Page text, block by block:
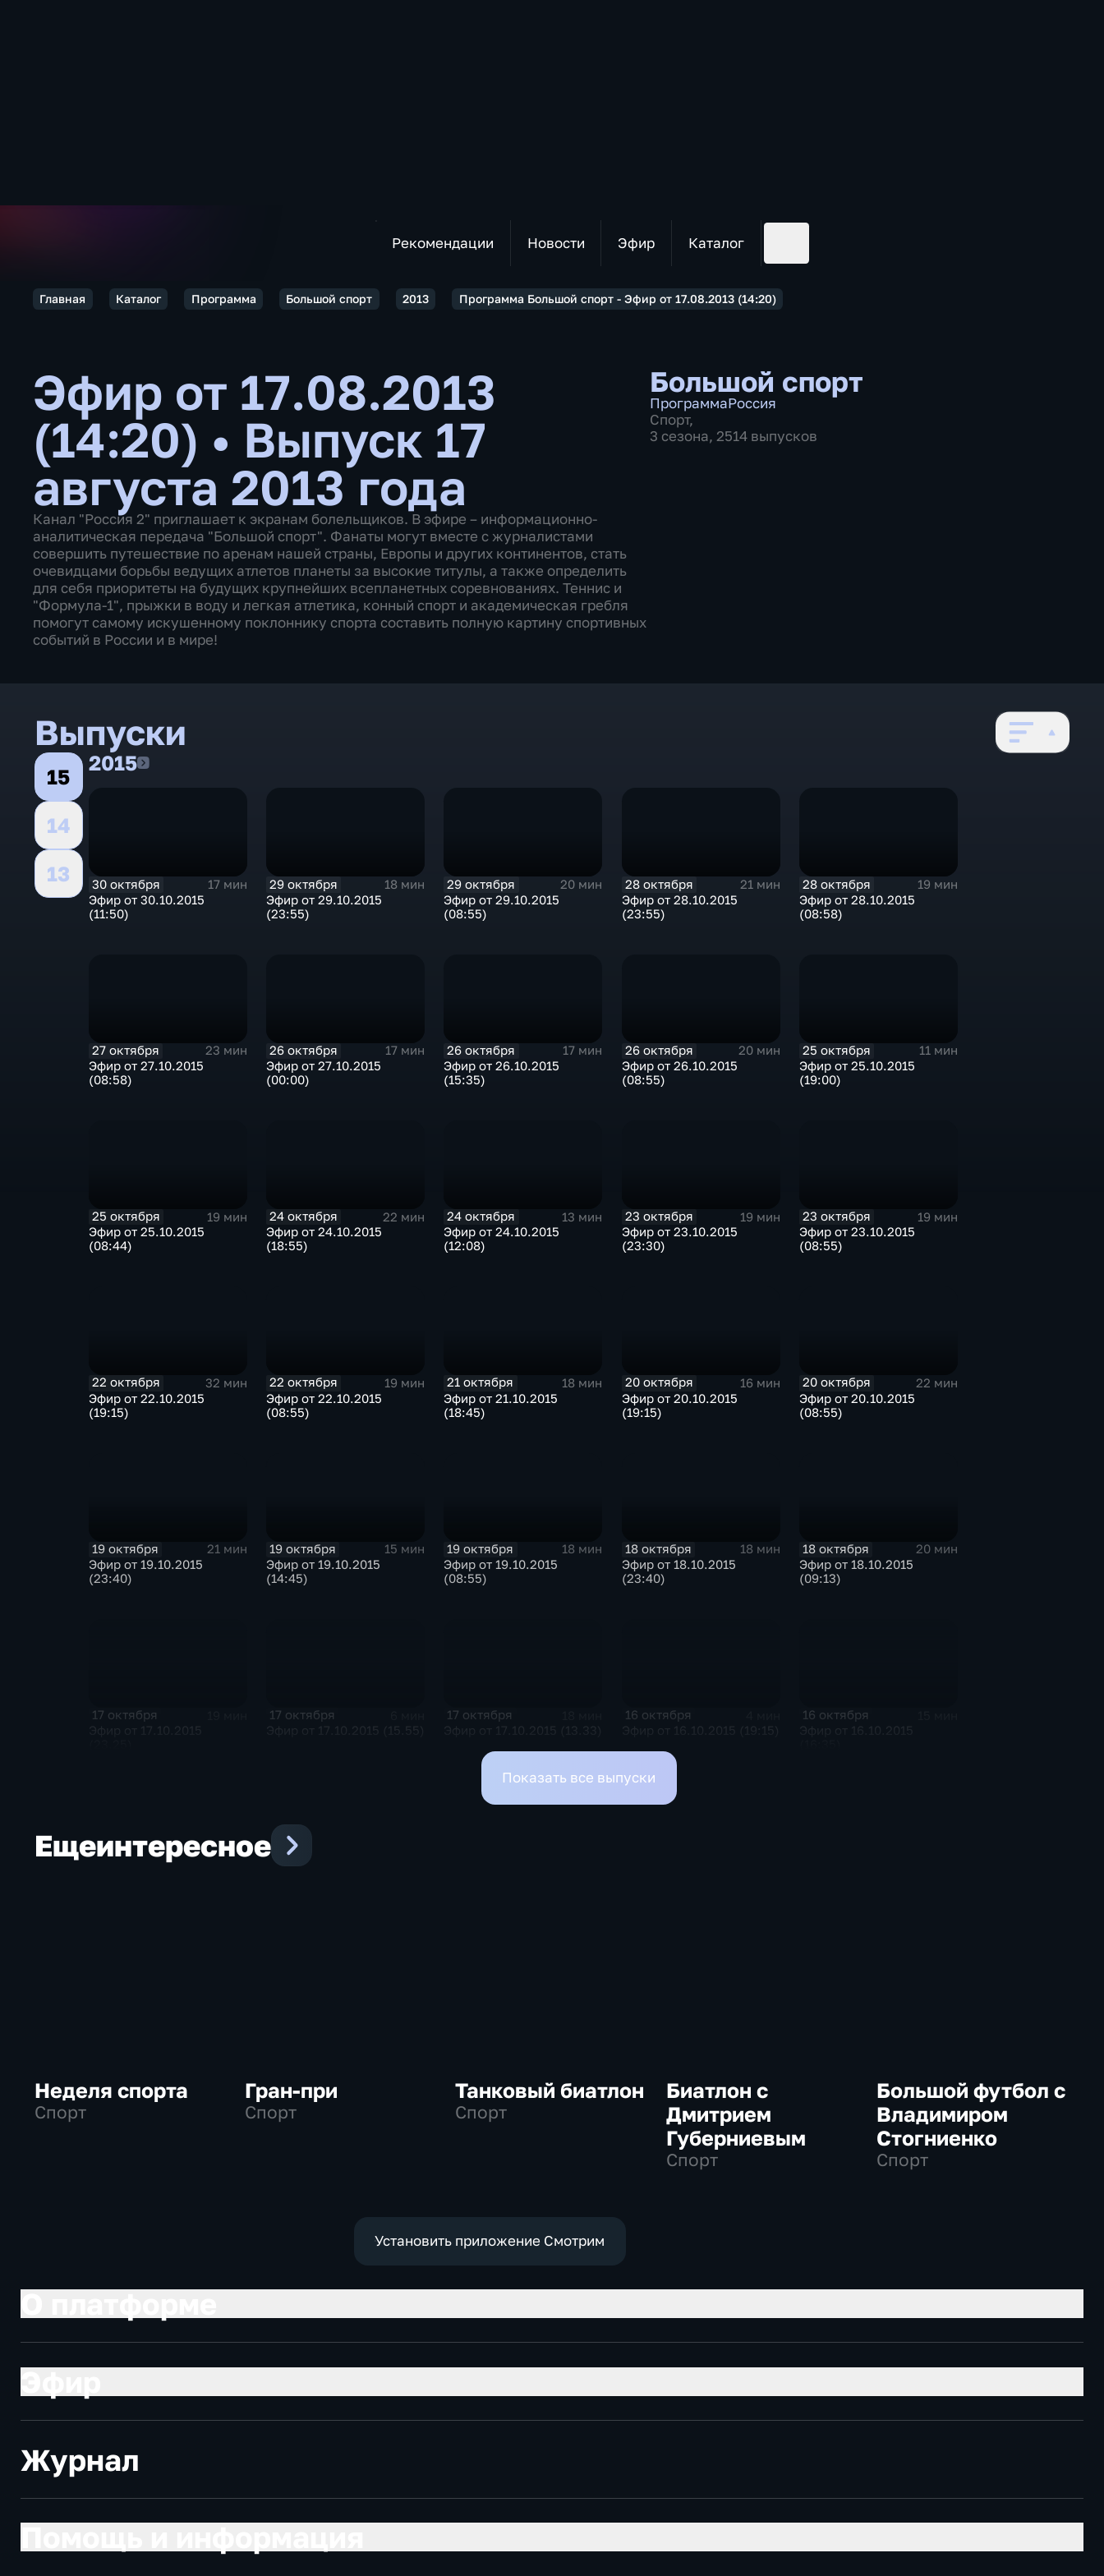
Рекомендации Новости Эфир Каталог
Главная Каталог Программа Большой спорт 2013 Программа Большой спорт - Эфир от 17.08.2013 (14:20)
Эфир от 17.08.2013
(14:20) • Выпуск 17
августа 2013 года
Канал "Россия 2" приглашает к экранам болельщиков. В эфире – информационно-
аналитическая передача "Большой спорт". Фанаты могут вместе с журналистами
совершить путешествие по аренам нашей страны, Европы и других континентов, стать
очевидцами борьбы ведущих атлетов планеты за высокие титулы, а также определить
для себя приоритеты на будущих крупнейших всепланетных соревнованиях. Теннис и
"Формула-1", прыжки в воду и легкая атлетика, конный спорт и академическая гребля
помогут самому искушенному поклоннику спорта составить полную картину спортивных
событий в России и в мире!
Большой спорт
ПрограммаРоссия
Спорт,
3 сезона, 2514 выпусков
Выпуски
15
14
13
20152015
30 октября
17 мин
Эфир от 30.10.2015
(11:50)
29 октября
18 мин
Эфир от 29.10.2015
(23:55)
29 октября
20 мин
Эфир от 29.10.2015
(08:55)
28 октября
21 мин
Эфир от 28.10.2015
(23:55)
28 октября
19 мин
Эфир от 28.10.2015
(08:58)
27 октября
23 мин
Эфир от 27.10.2015
(08:58)
26 октября
17 мин
Эфир от 27.10.2015
(00:00)
26 октября
17 мин
Эфир от 26.10.2015
(15:35)
26 октября
20 мин
Эфир от 26.10.2015
(08:55)
25 октября
11 мин
Эфир от 25.10.2015
(19:00)
25 октября
19 мин
Эфир от 25.10.2015
(08:44)
24 октября
22 мин
Эфир от 24.10.2015
(18:55)
24 октября
13 мин
Эфир от 24.10.2015
(12:08)
23 октября
19 мин
Эфир от 23.10.2015
(23:30)
23 октября
19 мин
Эфир от 23.10.2015
(08:55)
22 октября
32 мин
Эфир от 22.10.2015
(19:15)
22 октября
19 мин
Эфир от 22.10.2015
(08:55)
21 октября
18 мин
Эфир от 21.10.2015
(18:45)
20 октября
16 мин
Эфир от 20.10.2015
(19:15)
20 октября
22 мин
Эфир от 20.10.2015
(08:55)
19 октября
21 мин
Эфир от 19.10.2015
(23:40)
19 октября
15 мин
Эфир от 19.10.2015
(14:45)
19 октября
18 мин
Эфир от 19.10.2015
(08:55)
18 октября
18 мин
Эфир от 18.10.2015
(23:40)
18 октября
20 мин
Эфир от 18.10.2015
(09:13)
17 октября 17 октября 17 октября 16 октября 16 октября
Показать все выпуски
Ещеинтересное
Неделя спорта
Спорт
Гран-при
Спорт
Танковый биатлон
Спорт
Биатлон с
Дмитрием
Губерниевым
Спорт
Большой футбол с
Владимиром
Стогниенко
Спорт
Установить приложение Смотрим
Журнал